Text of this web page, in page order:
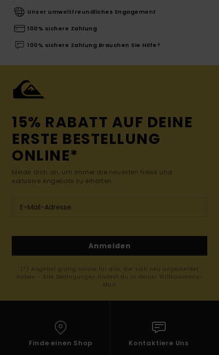
Unser umweltfreundliches Engagement
100% sichere Zahlung
100% sichere Zahlung Brauchen Sie Hilfe?
15% RABATT AUF DEINE
ERSTE BESTELLUNG
ONLINE*
Melde dich an, um immer die neuesten News und
exklusive Angebote zu erhalten.
Anmelden
(*) Angebot gültig online für alle, die sich neu angemeldet
haben - Alle Bedingungen findest du in deiner Willkommens-
Mail
Finde einen Shop Kontaktiere Uns